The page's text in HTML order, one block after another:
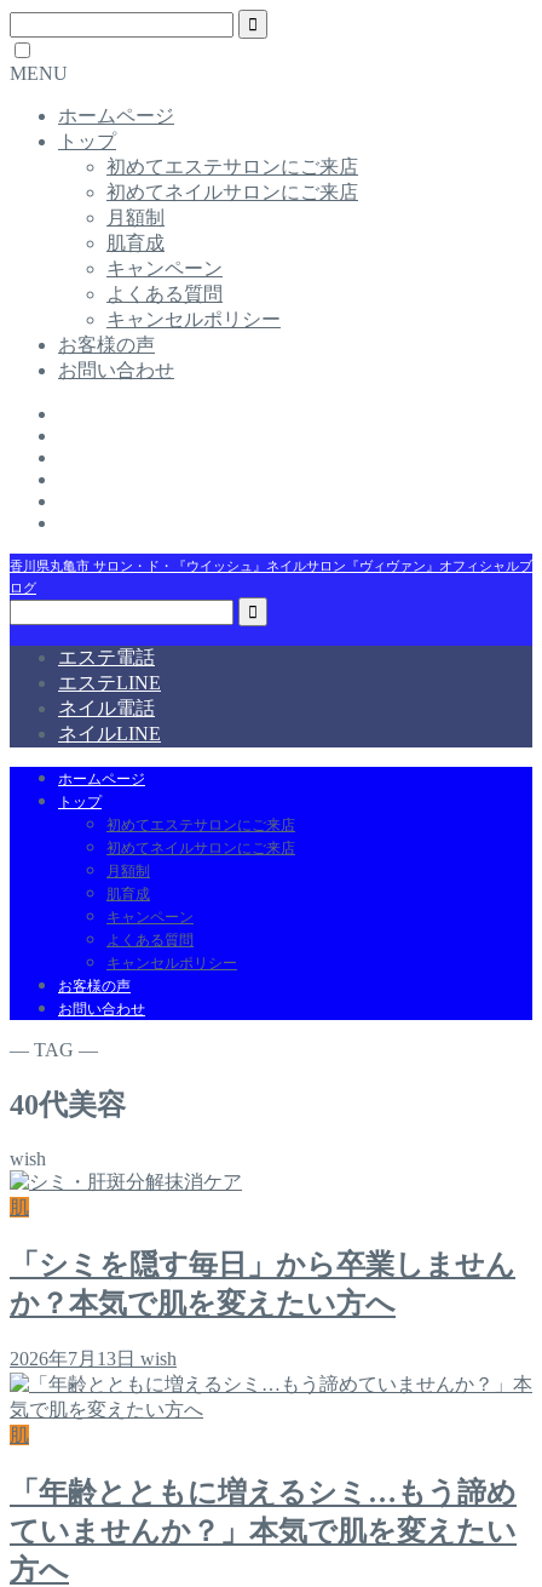
MENU
ホームページ
トップ
初めてエステサロンにご来店
初めてネイルサロンにご来店
月額制
肌育成
キャンペーン
よくある質問
キャンセルポリシー
お客様の声
お問い合わせ
香川県丸亀市 サロン・ド・『ウイッシュ』ネイルサロン『ヴィヴァン』オフィシャルブ
ログ
エステ電話
エステLINE
ネイル電話
ネイルLINE
ホームページ
トップ
初めてエステサロンにご来店
初めてネイルサロンにご来店
月額制
肌育成
キャンペーン
よくある質問
キャンセルポリシー
お客様の声
お問い合わせ
― TAG ―
40代美容
wish
肌
「シミを隠す毎日」から卒業しません
か？本気で肌を変えたい方へ
2026年7月13日 wish
肌
「年齢とともに増えるシミ…もう諦め
ていませんか？」本気で肌を変えたい
方へ